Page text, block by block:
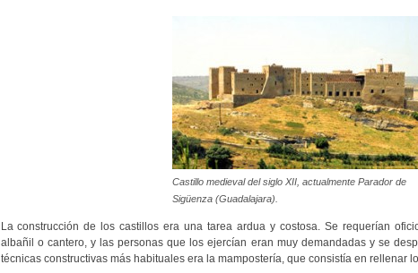
Castillo medieval del siglo XII, actualmente Parador de
Sigüenza (Guadalajara).
La construcción de los castillos era una tarea ardua y costosa. Se requerían
albañil o cantero, y las personas que los ejercían eran muy demandadas y se
técnicas constructivas más habituales era la mampostería, que consistía en rellenar